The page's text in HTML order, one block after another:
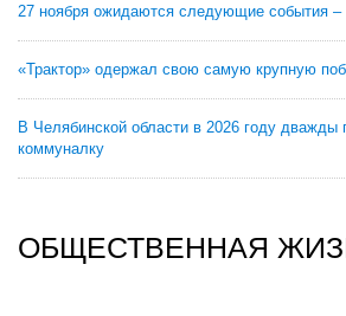
27 ноября ожидаются следующие события –
«Трактор» одержал свою самую крупную
В Челябинской области в 2026 году дважды
коммуналку
ОБЩЕСТВЕННАЯ